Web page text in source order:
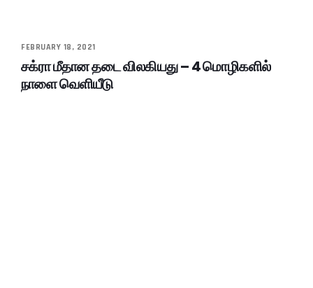
FEBRUARY 18, 2021
சக்ரா மீதான தடை விலகியது – 4 மொழிகளில்
நாளை வெளியீடு